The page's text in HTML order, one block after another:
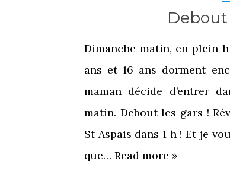
Debout
Dimanche matin, en plein
ans et 16 ans dorment
maman décide d’entrer
matin. Debout les gars !
St Aspais dans 1 h ! Et je
que… Read more »